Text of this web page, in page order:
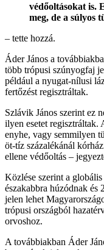
védőoltásokat is.
meg, de a súlyos
– tette hozzá.
Áder János a
több trópusi szúnyogfaj
például a nyugat-nílusi
fertőzést regisztráltak.
Szlávik János szerint ez
ilyen esetet regisztráltak.
enyhe, vagy semmilyen
öt-tíz százalékánál
ellene védőoltás –
Közlése szerint a
északabbra húzódnak és
jelen lehet
trópusi országból
orvoshoz.
A továbbiakban Áder